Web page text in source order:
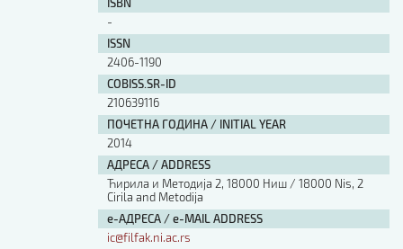
-
ISSN
2406-1190
COBISS.SR-ID
210639116
ПОЧЕТНА ГОДИНА / INITIAL YEAR
2014
АДРЕСА / ADDRESS
Ћирила и Методија 2, 18000 Ниш / 18000 Nis, 2
Cirila and Metodija
е-АДРЕСА / e-MAIL ADDRESS
ic@filfak.ni.ac.rs